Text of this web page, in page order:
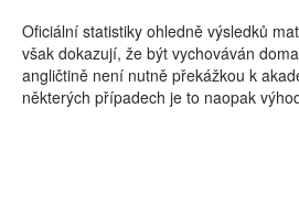
Oficiální statistiky ohledně výsledků
však dokazují, že být vychováván
angličtině není nutně překážkou k
některých případech je to naopak